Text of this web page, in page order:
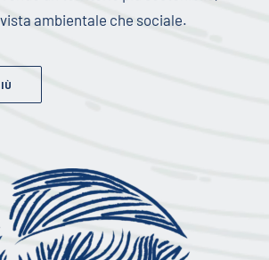
ambientale che sociale.